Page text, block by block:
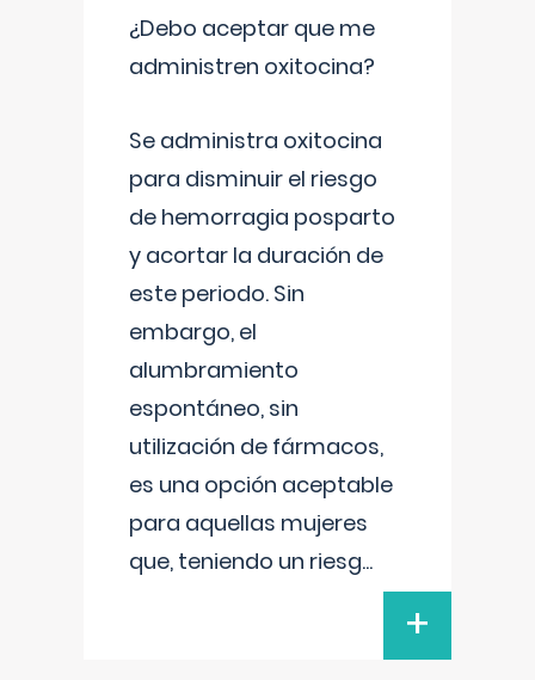
¿Debo aceptar que me
administren oxitocina?
Se administra oxitocina
para disminuir el riesgo
de hemorragia posparto
y acortar la duración de
este periodo. Sin
embargo, el
alumbramiento
espontáneo, sin
utilización de fármacos,
es una opción aceptable
para aquellas mujeres
que, teniendo un riesg...
+